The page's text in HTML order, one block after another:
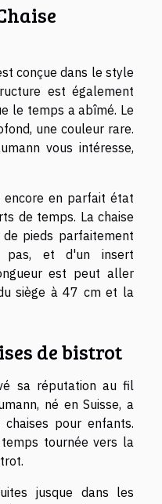
conçue dans le style
est également
le temps a abîmé. Le
une couleur rare.
vous intéresse,
encore en parfait état
de temps. La chaise
pieds parfaitement
pas, et d'un insert
est peut aller
siège à 47 cm et la
de bistrot
sa réputation au fil
né en Suisse, a
pour enfants.
tournée vers la
jusque dans les